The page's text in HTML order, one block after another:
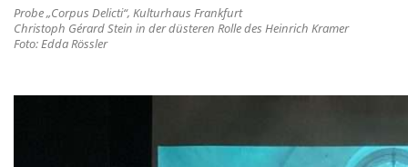
Probe „Corpus Delicti“, Kulturhaus Frankfurt
Christoph Gérard Stein in der düsteren Rolle des Heinrich Kramer
Foto: Edda Rössler